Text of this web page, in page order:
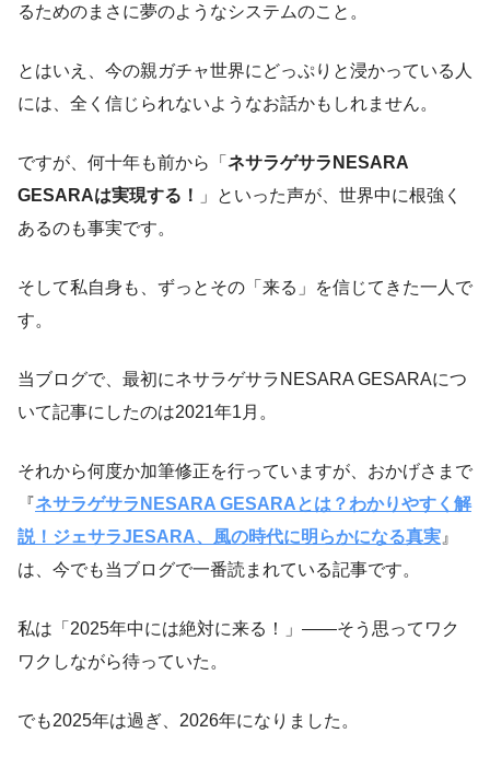
るためのまさに夢のようなシステムのこと。
とはいえ、今の親ガチャ世界にどっぷりと浸かっている人
には、全く信じられないようなお話かもしれません。
ですが、何十年も前から「 ネサラゲサラNESARA
GESARAは実現する！
」といった声が、世界中に根強く
あるのも事実です。
そして私自身も、ずっとその「来る」を信じてきた一人で
す。
当ブログで、最初にネサラゲサラNESARA GESARAにつ
いて記事にしたのは2021年1月。
それから何度か加筆修正を行っていますが、おかげさまで
『ネサラゲサラNESARA GESARAとは？わかりやすく解
説！ジェサラJESARA、風の時代に明らかになる真実 』
は、今でも当ブログで一番読まれている記事です。
私は「2025年中には絶対に来る！」——そう思ってワク
ワクしながら待っていた。
でも2025年は過ぎ、2026年になりました。